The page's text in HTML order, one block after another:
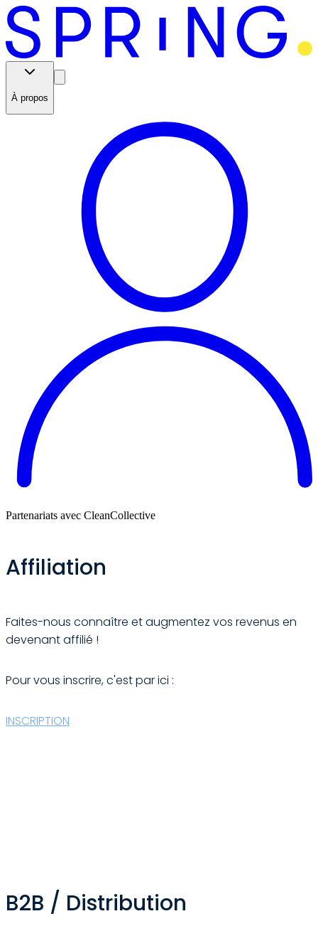
À propos
Partenariats avec CleanCollective
Affiliation
Faites-nous connaître et augmentez vos revenus en
devenant affilié !
Pour vous inscrire, c'est par ici :
INSCRIPTION
B2B / Distribution